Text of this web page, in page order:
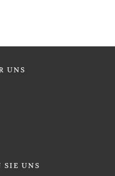
UNS
SIE UNS